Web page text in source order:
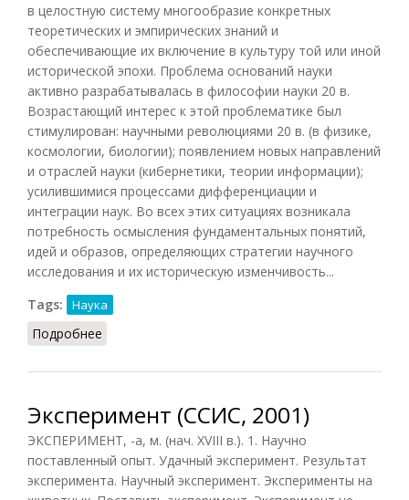
в целостную систему многообразие конкретных
теоретических и эмпирических знаний и
обеспечивающие их включение в культуру той или иной
исторической эпохи. Проблема оснований науки
активно разрабатывалась в философии науки 20 в.
Возрастающий интерес к этой проблематике был
стимулирован: научными революциями 20 в. (в физике,
космологии, биологии); появлением новых направлений
и отраслей науки (кибернетики, теории информации);
усилившимися процессами дифференциации и
интеграции наук. Во всех этих ситуациях возникала
потребность осмысления фундаментальных понятий,
идей и образов, определяющих стратегии научного
исследования и их историческую изменчивость...
Tags:
Наука
Подробнее
Эксперимент (ССИС, 2001)
ЭКСПЕРИМЕНТ, -а, м. (нач. XVIII в.). 1. Научно
поставленный опыт. Удачный эксперимент. Результат
эксперимента. Научный эксперимент. Эксперименты на